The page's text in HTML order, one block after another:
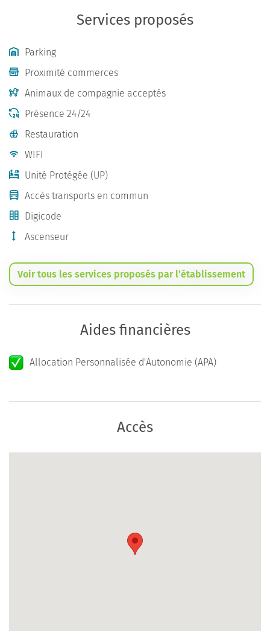
Services proposés
Parking
Proximité commerces
Animaux de compagnie acceptés
Présence 24/24
Restauration
WIFI
Unité Protégée (UP)
Accès transports en commun
Digicode
Ascenseur
Voir tous les services proposés par l’établissement
Aides financières
Allocation Personnalisée d'Autonomie (APA)
Accès